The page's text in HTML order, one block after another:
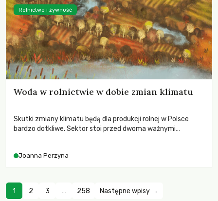
Woda w rolnictwie w dobie zmian klimatu
Skutki zmiany klimatu będą dla produkcji rolnej w Polsce
bardzo dotkliwe. Sektor stoi przed dwoma ważnymi
zachodzących zmian klimatycznych. Wymagać to będzie
Joanna Perzyna
Rolnictwo i żywność
1 2 3 … 258 Następne wpisy →